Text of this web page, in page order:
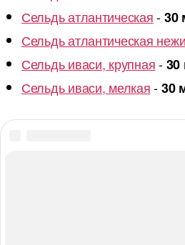
Сельдь атлантическая-30
Сельдь атлантическая
Сельдь иваси, крупная-30
Сельдь иваси, мелкая-30